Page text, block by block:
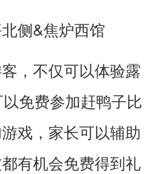
侧&焦炉西馆
，不仅可以体验露
免费参加赶鸭子比
戏，家长可以辅助
有机会免费得到礼